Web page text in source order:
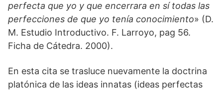
perfecta que yo y que encerrara en sí todas las
perfecciones de que yo tenía conocimiento» (D.
M. Estudio Introductivo. F. Larroyo, pag 56.
Ficha de Cátedra. 2000).
En esta cita se trasluce nuevamente la doctrina
platónica de las ideas innatas (ideas perfectas